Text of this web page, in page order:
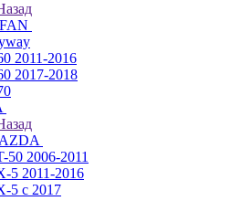
2011-2016
2017-2018
50 2006-2011
5 2011-2016
5 с 2017